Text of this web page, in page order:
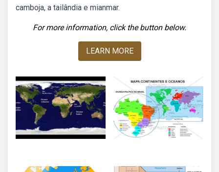
camboja, a tailândia e mianmar.
For more information, click the button below.
LEARN MORE